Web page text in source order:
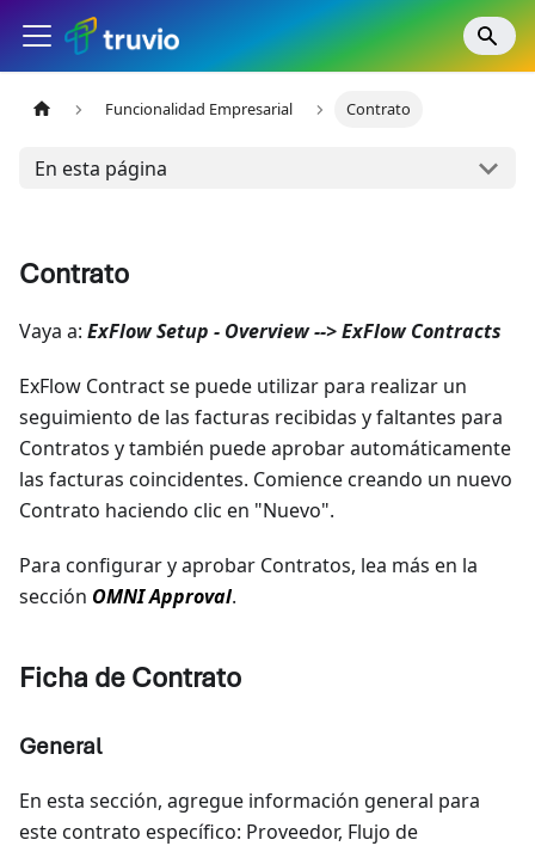
Funcionalidad Empresarial Contrato
En esta página
Contrato
Vaya a: ExFlow Setup - Overview --> ExFlow Contracts
ExFlow Contract se puede utilizar para realizar un
seguimiento de las facturas recibidas y faltantes para
Contratos y también puede aprobar automáticamente
las facturas coincidentes. Comience creando un nuevo
Contrato haciendo clic en "Nuevo".
Para configurar y aprobar Contratos, lea más en la
sección OMNI Approval.
Ficha de Contrato
General
En esta sección, agregue información general para
este contrato específico: Proveedor, Flujo de